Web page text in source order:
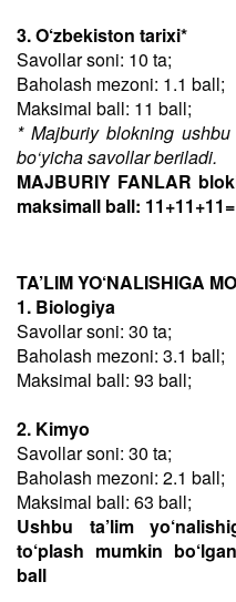
3. O‘zbekiston tarixi*
Savollar soni: 10 ta;
Baholash mezoni: 1.1 ball;
Maksimal ball: 11 ball;
* Majburiy blokning
bo‘yicha savollar beriladi.
MAJBURIY FANLAR
maksimall ball:
TA’LIM YO‘NALISHIGA
1. Biologiya
Savollar soni: 30 ta;
Baholash mezoni: 3.1 ball;
Maksimal ball: 93 ball;
2. Kimyo
Savollar soni: 30 ta;
Baholash mezoni: 2.1 ball;
Maksimal ball: 63 ball;
Ushbu ta’lim
to‘plash mumkin
ball